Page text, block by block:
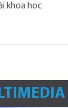
khoa học